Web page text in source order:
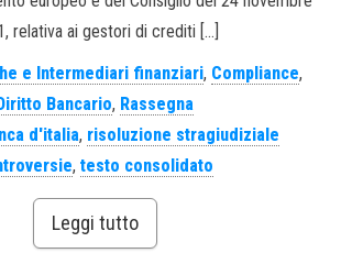
relativa ai gestori di crediti […]
e Intermediari finanziari, Compliance,
Bancario, Rassegna
d'italia, risoluzione stragiudiziale
, testo consolidato
Leggi tutto